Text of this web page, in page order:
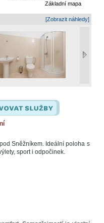
Základní mapa
[Zobrazit náhledy]
Sněžníkem. Ideální poloha s
sport i odpočinek.